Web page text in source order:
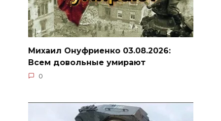
Михаил Онуфриенко 03.08.2026:
Всем довольные умирают
0